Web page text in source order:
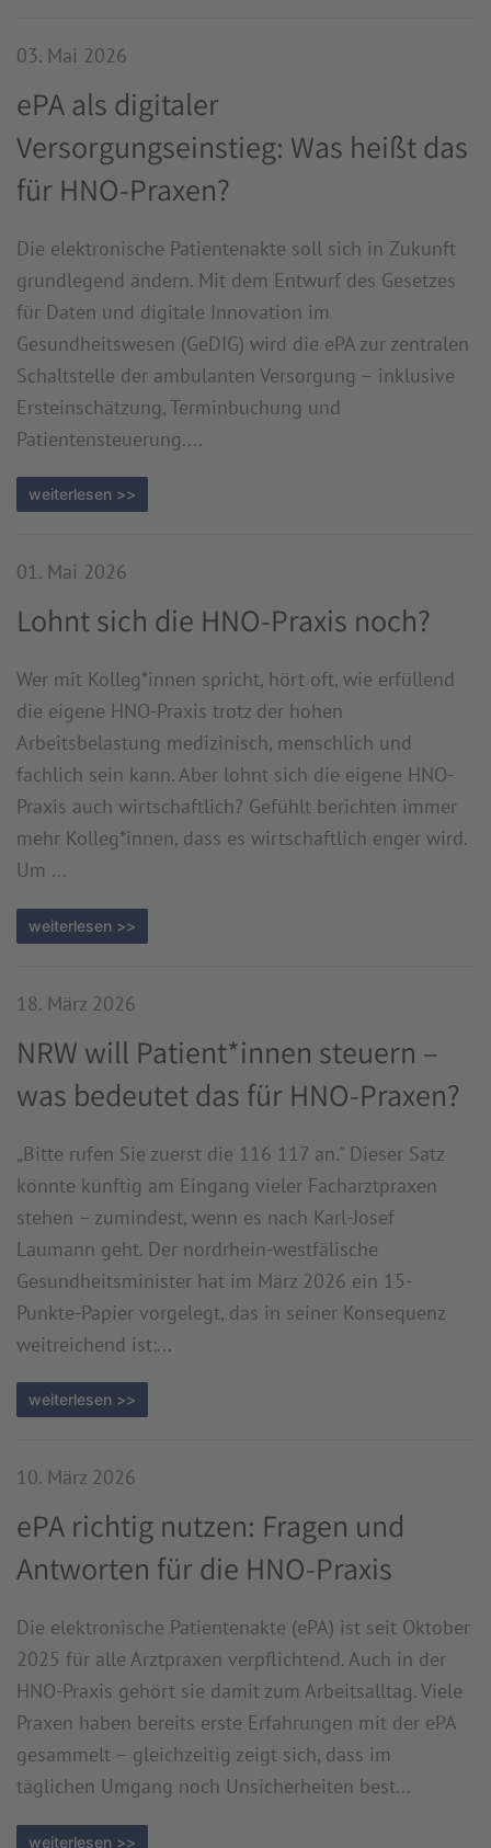
03. Mai 2026
ePA als digitaler
Versorgungseinstieg: Was heißt das
für HNO-Praxen?
Die elektronische Patientenakte soll sich in Zukunft
grundlegend ändern. Mit dem Entwurf des Gesetzes
für Daten und digitale Innovation im
Gesundheitswesen (GeDIG) wird die ePA zur zentralen
Schaltstelle der ambulanten Versorgung – inklusive
Ersteinschätzung, Terminbuchung und
Patientensteuerung....
weiterlesen >>
01. Mai 2026
Lohnt sich die HNO-Praxis noch?
Wer mit Kolleg*innen spricht, hört oft, wie erfüllend
die eigene HNO-Praxis trotz der hohen
Arbeitsbelastung medizinisch, menschlich und
fachlich sein kann. Aber lohnt sich die eigene HNO-
Praxis auch wirtschaftlich? Gefühlt berichten immer
mehr Kolleg*innen, dass es wirtschaftlich enger wird.
Um ...
weiterlesen >>
18. März 2026
NRW will Patient*innen steuern –
was bedeutet das für HNO-Praxen?
„Bitte rufen Sie zuerst die 116 117 an." Dieser Satz
könnte künftig am Eingang vieler Facharztpraxen
stehen – zumindest, wenn es nach Karl-Josef
Laumann geht. Der nordrhein-westfälische
Gesundheitsminister hat im März 2026 ein 15-
Punkte-Papier vorgelegt, das in seiner Konsequenz
weitreichend ist:...
weiterlesen >>
10. März 2026
ePA richtig nutzen: Fragen und
Antworten für die HNO-Praxis
Die elektronische Patientenakte (ePA) ist seit Oktober
2025 für alle Arztpraxen verpflichtend. Auch in der
HNO-Praxis gehört sie damit zum Arbeitsalltag. Viele
Praxen haben bereits erste Erfahrungen mit der ePA
gesammelt – gleichzeitig zeigt sich, dass im
täglichen Umgang noch Unsicherheiten best...
weiterlesen >>